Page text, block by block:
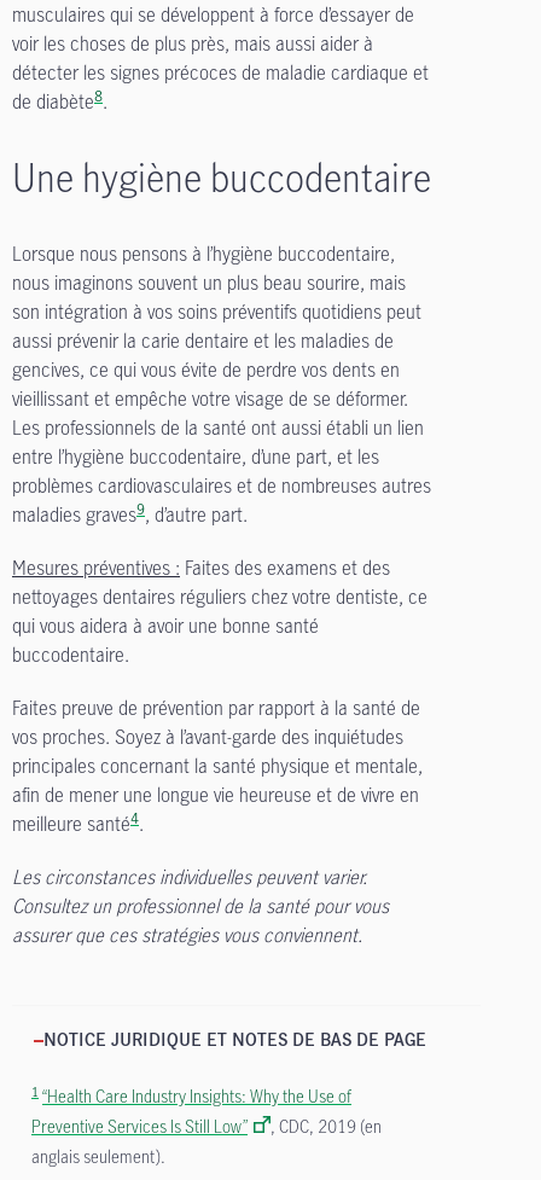
musculaires qui se développent à force d’essayer de
voir les choses de plus près, mais aussi aider à
détecter les signes précoces de maladie cardiaque et
de diabète8.
Une hygiène buccodentaire
Lorsque nous pensons à l’hygiène buccodentaire,
nous imaginons souvent un plus beau sourire, mais
son intégration à vos soins préventifs quotidiens peut
aussi prévenir la carie dentaire et les maladies de
gencives, ce qui vous évite de perdre vos dents en
vieillissant et empêche votre visage de se déformer.
Les professionnels de la santé ont aussi établi un lien
entre l’hygiène buccodentaire, d’une part, et les
problèmes cardiovasculaires et de nombreuses autres
maladies graves9, d’autre part.
Mesures préventives : Faites des examens et des
nettoyages dentaires réguliers chez votre dentiste, ce
qui vous aidera à avoir une bonne santé
buccodentaire.
Faites preuve de prévention par rapport à la santé de
vos proches. Soyez à l’avant-garde des inquiétudes
principales concernant la santé physique et mentale,
afin de mener une longue vie heureuse et de vivre en
meilleure santé4.
Les circonstances individuelles peuvent varier.
Consultez un professionnel de la santé pour vous
assurer que ces stratégies vous conviennent.
NOTICE JURIDIQUE ET NOTES DE BAS DE PAGE
1 “Health Care Industry Insights: Why the Use of
Preventive Services Is Still Low”
, CDC, 2019 (en
anglais seulement).